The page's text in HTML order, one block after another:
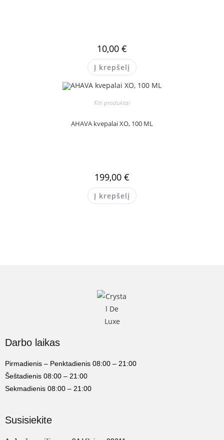
10,00 €
Į krepšelį
Kiti produktai
AHAVA kvepalai XO, 100 ML
199,00 €
Į krepšelį
Darbo laikas
Pirmadienis – Penktadienis 08:00 – 21:00
Šeštadienis 08:00 – 21:00
Sekmadienis 08:00 – 21:00
Susisiekite